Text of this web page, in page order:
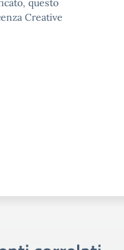
questo
Creative